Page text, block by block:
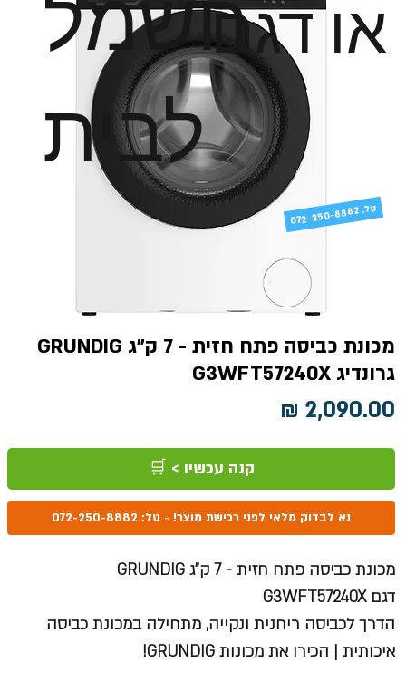
או דגם
לבית
מכונת כביסה פתח חזית - 7 ק"ג GRUNDIG
גרונדיג G3WFT57240X
קנה עכשיו > 🛒
נא לבדוק מלאי לפני רכישת מוצר! - טל: 072-250-8882
מכונת כביסה פתח חזית - 7 ק"ג GRUNDIG
דגם G3WFT57240X
הדרך לכביסה ריחנית ונקייה, מתחילה במכונת כביסה
איכותית | הכירו את מכונות GRUNDIG!
072-250-8882 .טל